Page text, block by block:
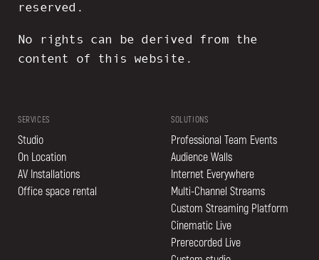
reserved.
No rights can be derived from the
content of this website.
SERVICES
Studio
On Location
AV Installations
Office space rental
SOLUTIONS
Professional Team Events
Audience Walls
Internet Everywhere
Multi-Channel Streams
Custom Streaming Platform
Cinematic Live
Prerecorded Live